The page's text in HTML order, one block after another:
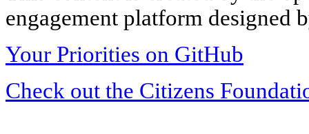
engagement platform designed
Your Priorities on GitHub
Check out the Citizens